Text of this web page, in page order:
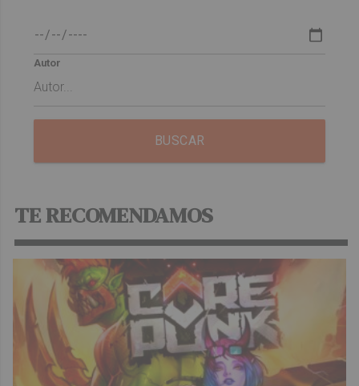
Autor
BUSCAR
TE RECOMENDAMOS